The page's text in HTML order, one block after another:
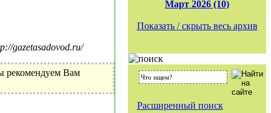
gazetasadovod.ru/
рекомендуем Вам
Март 2026 (10)
Показать / скрыть весь архив
Расширенный поиск